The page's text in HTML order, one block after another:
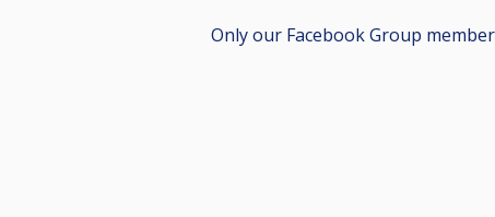
Only our Facebook Group